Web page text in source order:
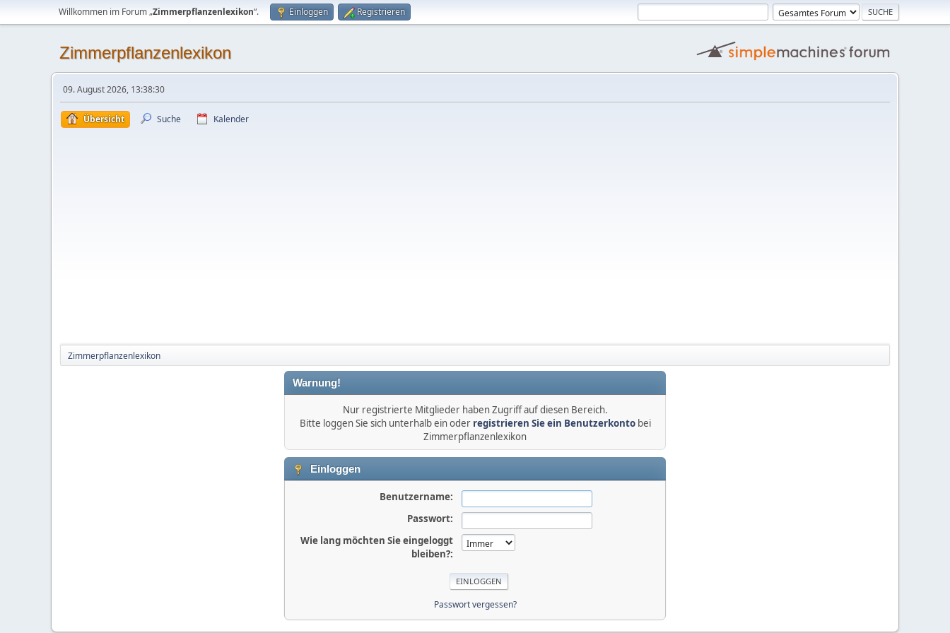
Willkommen im Forum „Zimmerpflanzenlexikon“. Einloggen Registrieren
Zimmerpflanzenlexikon
09. August 2026, 13:38:30
Übersicht Suche Kalender
Zimmerpflanzenlexikon
Warnung!
Nur registrierte Mitglieder haben Zugriff auf diesen Bereich.
Bitte loggen Sie sich unterhalb ein oder registrieren Sie ein Benutzerkontobei
Zimmerpflanzenlexikon
Einloggen
Benutzername:
Passwort:
Wie lang möchten Sie eingeloggt
bleiben?:
Passwort vergessen?